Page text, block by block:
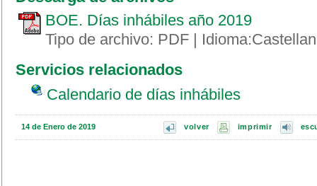
BOE. Días inhábiles año 2019
Tipo de archivo: PDF |
Servicios relacionados
Calendario de días inhábiles
14 de Enero de 2019 volver imprimir